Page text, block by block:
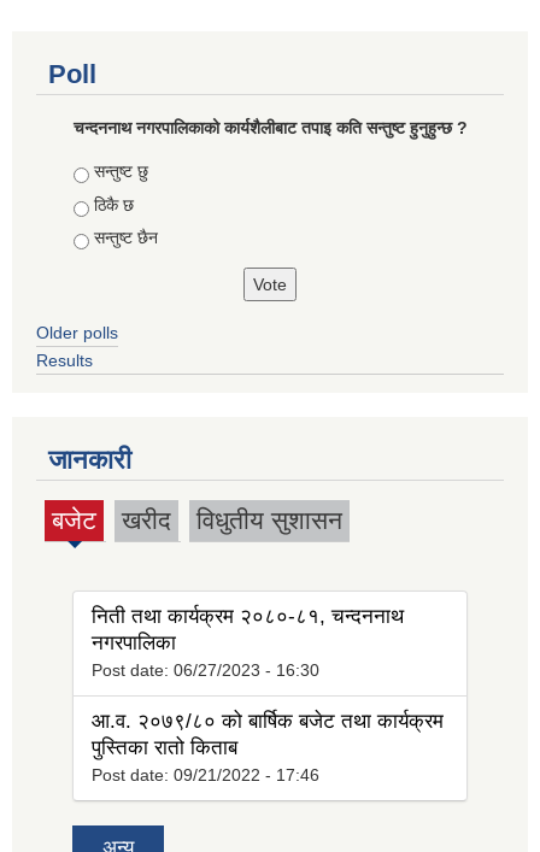
Poll
चन्दननाथ नगरपालिकाको कार्यशैलीबाट तपाइ कति सन्तुष्ट हुनुहुन्छ ?
Choices
सन्तुष्ट छु
ठिकै छ
सन्तुष्ट छैन
Older polls
Results
जानकारी
बजेट
(active
खरीद विधुतीय सुशासन
निती तथा कार्यक्रम २०८०-८१, चन्दननाथ
नगरपालिका
Post date: 06/27/2023 - 16:30
आ.व. २०७९/८० को बार्षिक बजेट तथा कार्यक्रम
पुस्तिका रातो किताब
Post date: 09/21/2022 - 17:46